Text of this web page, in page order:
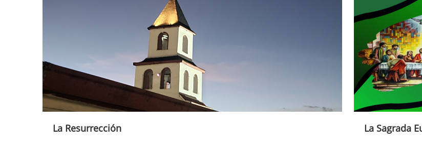
La Resurrección La Sagrada